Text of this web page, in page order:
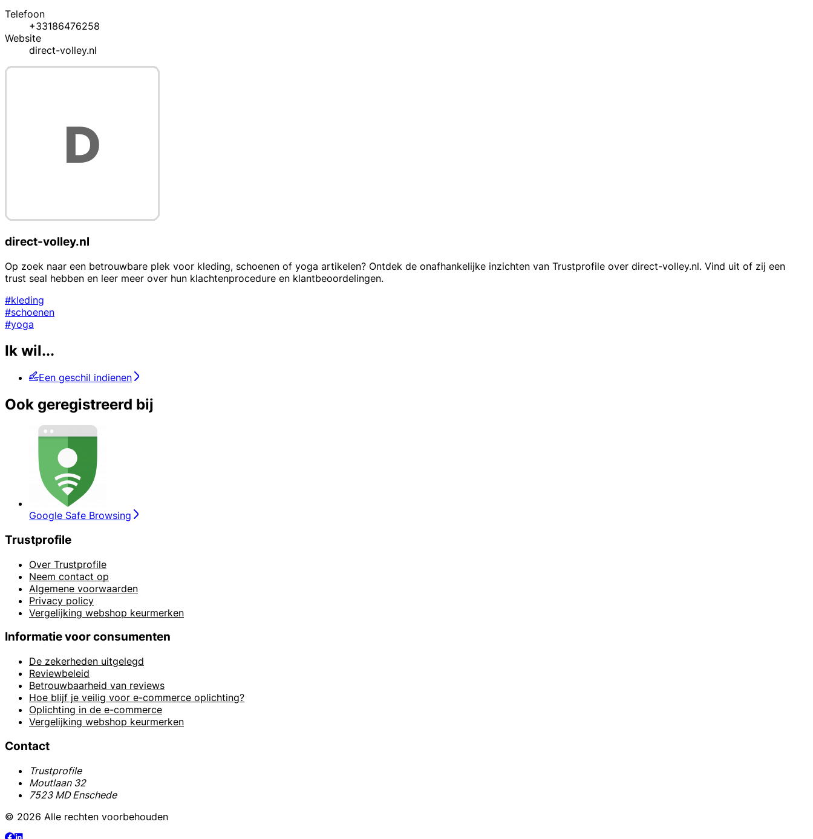
Telefoon
+33186476258
Website
direct-volley.nl
direct-volley.nl
Op zoek naar een betrouwbare plek voor kleding, schoenen of yoga artikelen? Ontdek de onafhankelijke inzichten van Trustprofile over direct-volley.nl. Vind uit of zij een
trust seal hebben en leer meer over hun klachtenprocedure en klantbeoordelingen.
#kleding
#schoenen
#yoga
Ik wil...
Een geschil indienen
Ook geregistreerd bij
Google Safe Browsing
Trustprofile
Over Trustprofile
Neem contact op
Algemene voorwaarden
Privacy policy
Vergelijking webshop keurmerken
Informatie voor consumenten
De zekerheden uitgelegd
Reviewbeleid
Betrouwbaarheid van reviews
Hoe blijf je veilig voor e-commerce oplichting?
Oplichting in de e-commerce
Vergelijking webshop keurmerken
Contact
Trustprofile
Moutlaan 32
7523 MD Enschede
© 2026 Alle rechten voorbehouden